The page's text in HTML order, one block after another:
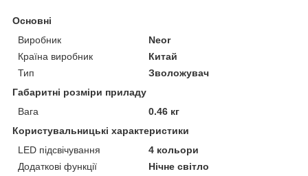
Основні
Виробник
Neor
Країна виробник
Китай
Тип
Зволожувач
Габаритні розміри приладу
Вага
0.46 кг
Користувальницькі характеристики
LED підсвічування
4 кольори
Додаткові функції
Нічне світло